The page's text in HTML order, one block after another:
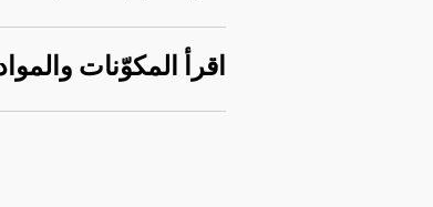
اقرأ المكوّنات